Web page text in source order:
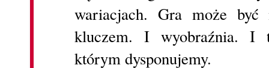
wariacjach. Gra może być
kluczem. I wyobraźnia. I
którym dysponujemy.